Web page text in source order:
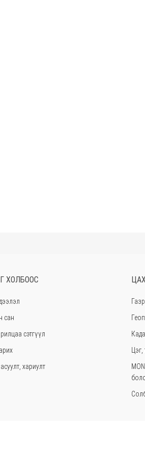
ХОЛБООС
сан
сэтгүүл
хариулт